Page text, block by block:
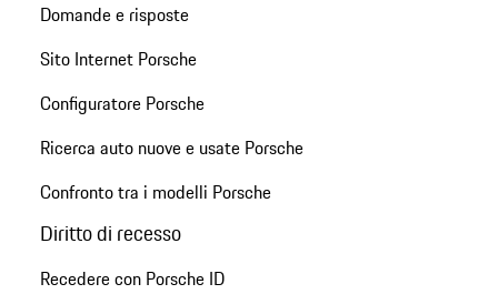
Domande e risposte
Sito Internet Porsche
Configuratore Porsche
Ricerca auto nuove e usate Porsche
Confronto tra i modelli Porsche
Diritto di recesso
Recedere con Porsche ID